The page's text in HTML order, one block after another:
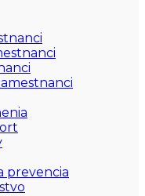
prevencia